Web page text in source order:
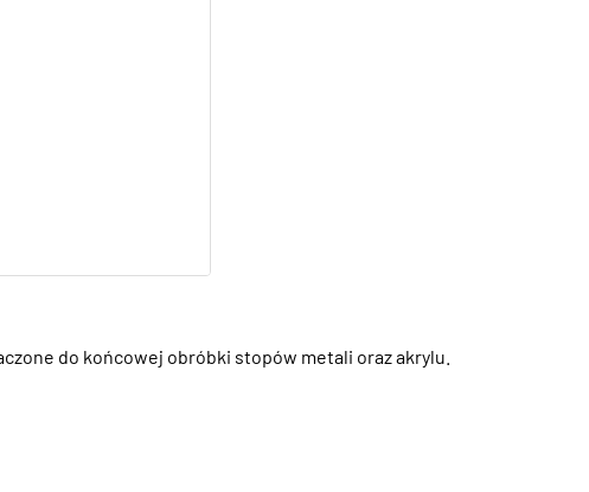
do końcowej obróbki stopów metali oraz akrylu.